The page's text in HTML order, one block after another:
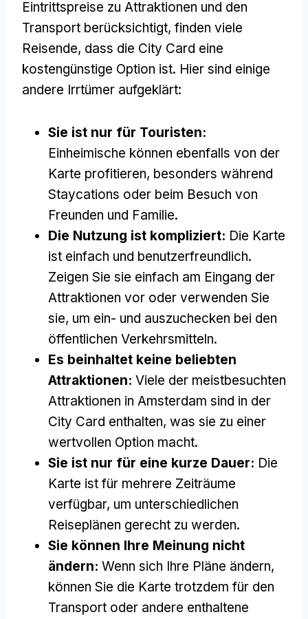
Eintrittspreise zu Attraktionen und den
Transport berücksichtigt, finden viele
Reisende, dass die City Card eine
kostengünstige Option ist. Hier sind einige
andere Irrtümer aufgeklärt:
Sie ist nur für Touristen:
Einheimische können ebenfalls von der
Karte profitieren, besonders während
Staycations oder beim Besuch von
Freunden und Familie.
Die Nutzung ist kompliziert: Die Karte
ist einfach und benutzerfreundlich.
Zeigen Sie sie einfach am Eingang der
Attraktionen vor oder verwenden Sie
sie, um ein- und auszuchecken bei den
öffentlichen Verkehrsmitteln.
Es beinhaltet keine beliebten
Attraktionen: Viele der meistbesuchten
Attraktionen in Amsterdam sind in der
City Card enthalten, was sie zu einer
wertvollen Option macht.
Sie ist nur für eine kurze Dauer: Die
Karte ist für mehrere Zeiträume
verfügbar, um unterschiedlichen
Reiseplänen gerecht zu werden.
Sie können Ihre Meinung nicht
ändern: Wenn sich Ihre Pläne ändern,
können Sie die Karte trotzdem für den
Transport oder andere enthaltene